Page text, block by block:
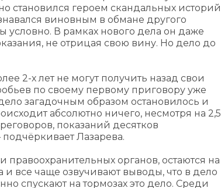
становился героем скандальных историй
виновным в обмане другого
условно. В рамках нового дела он даже
не отрицая свою вину. Но дело до
2-х лет не могут получить назад свои
по своему первому приговору уже
загадочным образом остановилось и
абсолютно ничего, несмотря на 2,5
показаний десятков
Лазарева.
органов, остаются на
все чаще озвучивают выводы, что в дело
спускают на тормозах это дело. Среди